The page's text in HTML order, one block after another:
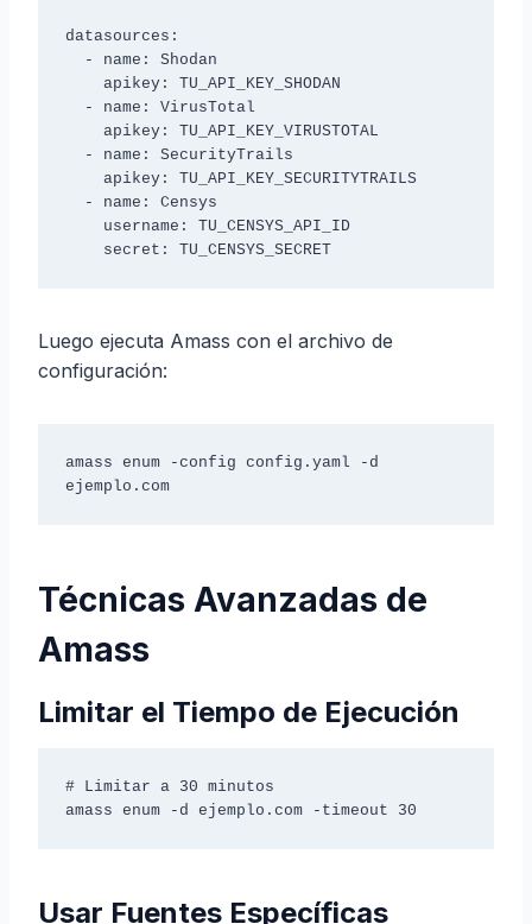
datasources:
    secret: TU_CENSYS_SECRET
Luego ejecuta Amass con el archivo de
configuración:
amass enum -config config.yaml -d
ejemplo.com
Técnicas Avanzadas de
Amass
Limitar el Tiempo de Ejecución
# Limitar a 30 minutos
amass enum -d ejemplo.com -timeout 30
Usar Fuentes Específicas